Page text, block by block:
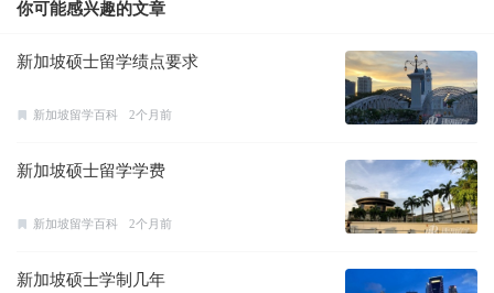
你可能感兴趣的文章
新加坡硕士留学绩点要求
新加坡留学百科 2个月前
新加坡硕士留学学费
新加坡留学百科 2个月前
新加坡硕士学制几年